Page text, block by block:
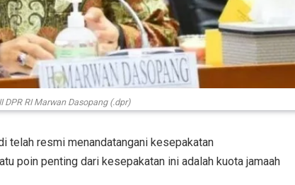
DPR RI Marwan Dasopang (.dpr)
telah resmi menandatangani kesepakatan
poin penting dari kesepakatan ini adalah kuota jamaah